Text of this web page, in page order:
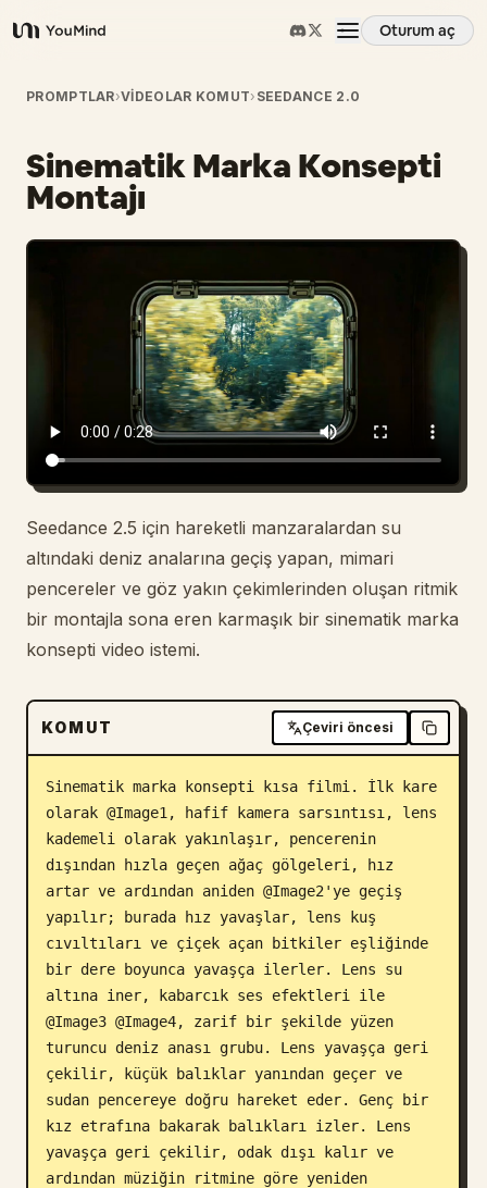
YouMind
Oturum aç
Genel Bakış
Kullanım Senaryoları
Beceriler
İndir
Blog
Güncellemeler
PROMPTLAR›VIDEOLAR KOMUT› SEEDANCE 2.0
Sinematik Marka Konsepti
Montajı
Seedance 2.5 için hareketli manzaralardan su
altındaki deniz analarına geçiş yapan, mimari
pencereler ve göz yakın çekimlerinden oluşan ritmik
bir montajla sona eren karmaşık bir sinematik marka
konsepti video istemi.
KOMUT Çeviri öncesi
Sinematik marka konsepti kısa filmi. İlk kare
olarak @Image1, hafif kamera sarsıntısı, lens
kademeli olarak yakınlaşır, pencerenin
dışından hızla geçen ağaç gölgeleri, hız
artar ve ardından aniden @Image2'ye geçiş
yapılır; burada hız yavaşlar, lens kuş
cıvıltıları ve çiçek açan bitkiler eşliğinde
bir dere boyunca yavaşça ilerler. Lens su
altına iner, kabarcık ses efektleri ile
@Image3 @Image4, zarif bir şekilde yüzen
turuncu deniz anası grubu. Lens yavaşça geri
çekilir, küçük balıklar yanından geçer ve
sudan pencereye doğru hareket eder. Genç bir
kız etrafına bakarak balıkları izler. Lens
yavaşça geri çekilir, odak dışı kalır ve
ardından müziğin ritmine göre yeniden